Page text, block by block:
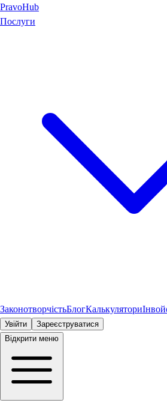
PravoHub
Послуги
ЗаконотворчістьБлогКалькулятори
Увійти
Зареєструватися
Відкрити меню